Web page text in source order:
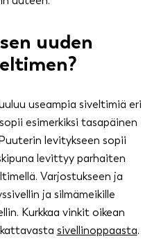
uuden
useampia siveltimiä eri
esimerkiksi tasapäinen
levitykseen sopii
levittyy parhaiten
Varjostukseen ja
ja silmämeikille
Kurkkaa vinkit oikean
sivellinoppaasta.